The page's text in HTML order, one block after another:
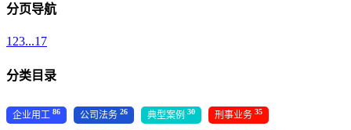
分页导航
1 23...17
分类目录
企业用工 86 公司法务 26 典型案例 30 刑事业务 35